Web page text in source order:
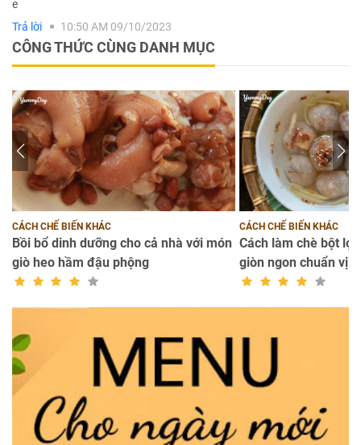
e
Trả lời
10:50 AM 09/10/2023
CÔNG THỨC CÙNG DANH MỤC
CÁCH CHẾ BIẾN KHÁC
Bồi bổ dinh dưỡng cho cả nhà với món
giò heo hầm đậu phộng
CÁCH CHẾ BIẾN KHÁC
Cách làm chè bột
giòn ngon chuẩn vị